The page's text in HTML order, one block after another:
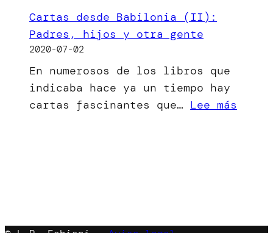
la
luz
El
bien
mal
menor
Cartas desde Babilonia (II):
Padres, hijos y otra gente
2020-07-02
En numerosos de los libros que
indicaba hace ya un tiempo hay
cartas fascinantes que… Lee más
y